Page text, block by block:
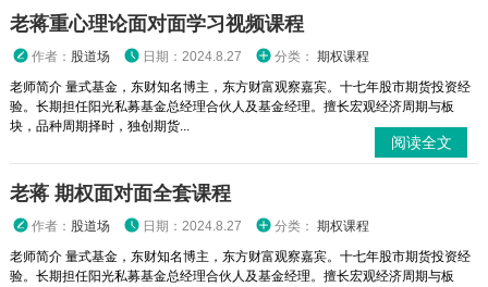
老蒋重心理论面对面学习视频课程
作者： 股道场 日期：2024.8.27 分类： 期权课程
老师简介 量式基金，东财知名博主，东方财富观察嘉宾。十七年股市期货投资经
验。长期担任阳光私募基金总经理合伙人及基金经理。擅长宏观经济周期与板
块，品种周期择时，独创期货...
阅读全文
老蒋 期权面对面全套课程
作者： 股道场 日期：2024.8.27 分类： 期权课程
老师简介 量式基金，东财知名博主，东方财富观察嘉宾。十七年股市期货投资经
验。长期担任阳光私募基金总经理合伙人及基金经理。擅长宏观经济周期与板